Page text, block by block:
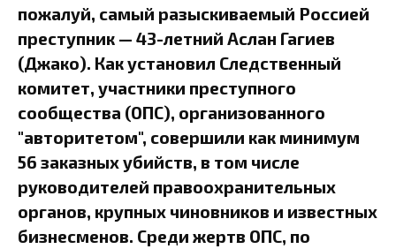
пожалуй, самый разыскиваемый Россией
преступник — 43-летний Аслан Гагиев
(Джако). Как установил Следственный
комитет, участники преступного
сообщества (ОПС), организованного
"авторитетом", совершили как минимум
56 заказных убийств, в том числе
руководителей правоохранительных
органов, крупных чиновников и известных
бизнесменов. Среди жертв ОПС, по